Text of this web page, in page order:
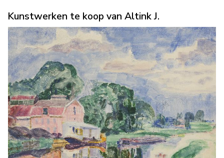
Kunstwerken te koop van Altink J.